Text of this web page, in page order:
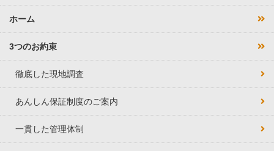
ホーム
3つのお約束
徹底した現地調査
あんしん保証制度のご案内
一貫した管理体制